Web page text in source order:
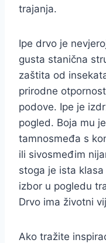
trajanja.
Ipe drvo je
gusta stanična
zaštita od
prirodne
podove. Ipe je
pogled. Boja mu
tamnosmeđa s
ili sivosmeđim
stoga je ista
izbor u pogledu
Drvo ima životni
Ako tražite